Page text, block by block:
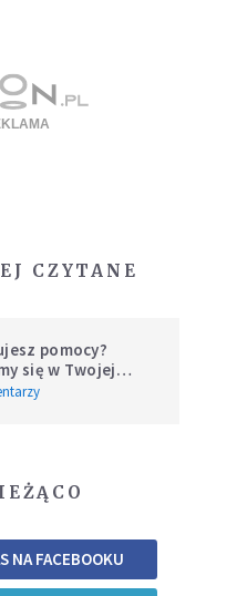
CZYTANE
pomocy?
się w Twojej
NA FACEBOOKU